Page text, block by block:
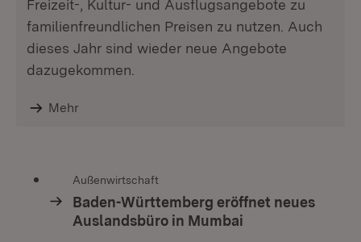
Freizeit-, Kultur- und Ausflugsangebote zu
familienfreundlichen Preisen zu nutzen. Auch
dieses Jahr sind wieder neue Angebote
dazugekommen.
Mehr
Außenwirtschaft
Baden-Württemberg eröffnet neues
Auslandsbüro in Mumbai